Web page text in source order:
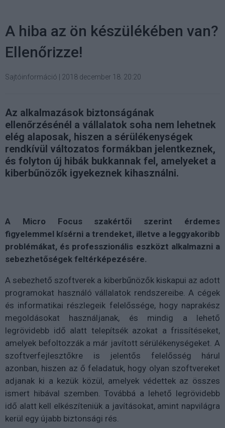
A hiba az ön készülékében van?
Ellenőrizze!
Sajtóinformáció 2018 december 18. 20:20
Az alkalmazások biztonságának
ellenőrzésénél a vállalatok soha nem lehetnek
elég alaposak, hiszen a sérülékenységek
rendkívül változatos formákban jelentkeznek,
és folyton új hibák bukkannak fel, amelyeket a
kiberbűnözők igyekeznek kihasználni.
A Micro Focus szakértői szerint érdemes
figyelemmel kísérni a trendeket, illetve a leggyakoribb
problémákat, és professzionális eszközt alkalmazni a
sebezhetőségek feltérképezésére.
A sebezhető szoftverek a kiberbűnözők kiskapui az adott
programokat használó vállalatok rendszereibe. A cégek
és informatikai részlegeik felelőssége, hogy naprakész
megoldásokat használjanak, és mindig a lehető
legrövidebb idő alatt telepítsék azokat a frissítéseket,
amelyek befoltozzák a már javított sérülékenységeket. A
szoftverfejlesztőkre is jelentős felelősség hárul
azonban, hiszen az ő feladatuk, hogy olyan szoftvereket
adjanak ki a kezük közül, amelyek védettek az összes
ismert hibával szemben. Továbbá a lehető legrövidebb
idő alatt kell elkészíteniük a javításokat, amint napvilágra
kerül egy újabb biztonsági rés.